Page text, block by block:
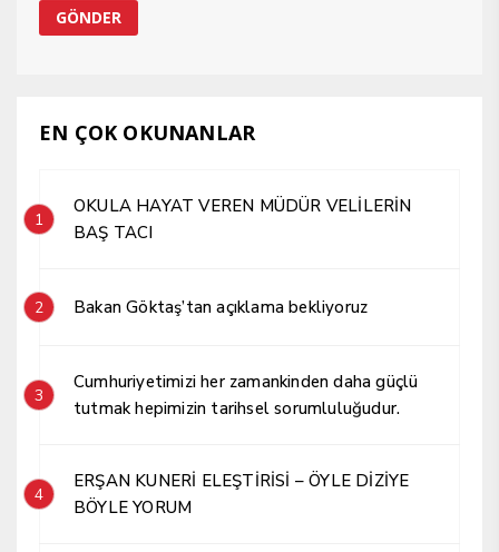
EN ÇOK OKUNANLAR
1
OKULA HAYAT VEREN MÜDÜR VELİLERİN
BAŞ TACI
2 Bakan Göktaş’tan açıklama bekliyoruz
3
Cumhuriyetimizi her zamankinden daha güçlü
tutmak hepimizin tarihsel sorumluluğudur.
4
ERŞAN KUNERİ ELEŞTİRİSİ – ÖYLE DİZİYE
BÖYLE YORUM